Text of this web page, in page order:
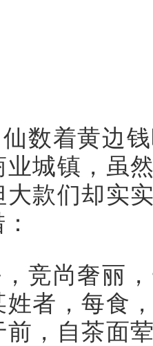
数着黄边
业城镇，虽
大款们却实
竞尚奢丽
姓者，每食
前，自茶面